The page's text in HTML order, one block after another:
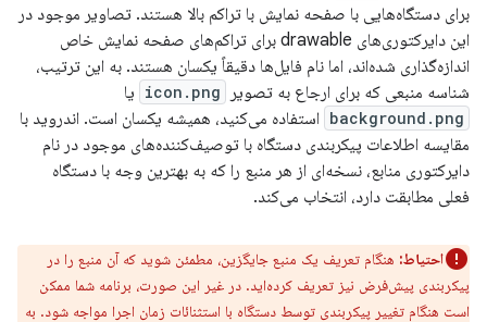
برای دستگاه‌هایی با صفحه نمایش با تراکم بالا هستند. تصاویر موجود در
این دایرکتوری‌های drawable برای تراکم‌های صفحه نمایش خاص
اندازه‌گذاری شده‌اند، اما نام فایل‌ها دقیقاً یکسان هستند. به این ترتیب،
شناسه منبعی که برای ارجاع به تصویر
icon.png یا
background.png استفاده می‌کنید، همیشه یکسان است. اندروید با
مقایسه اطلاعات پیکربندی دستگاه با توصیف‌کننده‌های موجود در نام
دایرکتوری منابع، نسخه‌ای از هر منبع را که به بهترین وجه با دستگاه
فعلی مطابقت دارد، انتخاب می‌کند.
احتیاط: هنگام تعریف یک منبع جایگزین، مطمئن شوید که آن منبع را در
پیکربندی پیش‌فرض نیز تعریف کرده‌اید. در غیر این صورت، برنامه شما ممکن
است هنگام تغییر پیکربندی توسط دستگاه با استثنائات زمان اجرا مواجه شود. به